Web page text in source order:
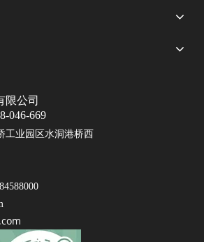
合参数、实测数据和长期稳定性判断。星
轴承、智能温控系统，并通过严格的出厂
到甚至超过行业标准。
限公司
046-669
工业园区水洞港桥西